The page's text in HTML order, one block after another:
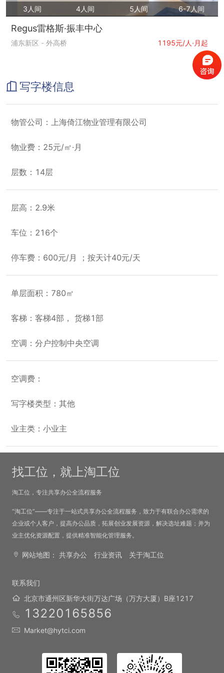
3人间 4人间 5人间 6-7人间
Regus雷格斯·振丰中心
浦东新区 - 外高桥 1195元/人·月起
写字楼信息
物管公司：上海倚江物业管理有限公司
物业费：25元/㎡·月
层数：14层
层高：2.9米
车位：216个
停车费：600元/月 ；按天计40元/天
单层面积：780㎡
客梯：客梯4部， 货梯1部
空调：分户控制中央空调
空调费：
写字楼类型：其他
业主类：小业主
找工位，就上淘工位
淘工位，专注共享办公全流程服务
“淘工位”——专注于一站式共享办公全流程服务，致力于有联合办公需求的
企业或个人客户，提高办公品质，拓展创业发展资源，解决选址难题；并为
业主优化资源配置，提供精准智能化管理服务。
网站地图： 共享办公 行业资讯 关于淘工位
联系我们
北京市通州区新华大街万达广场（万方大厦）B座1217
13220165856
Market@hytci.com